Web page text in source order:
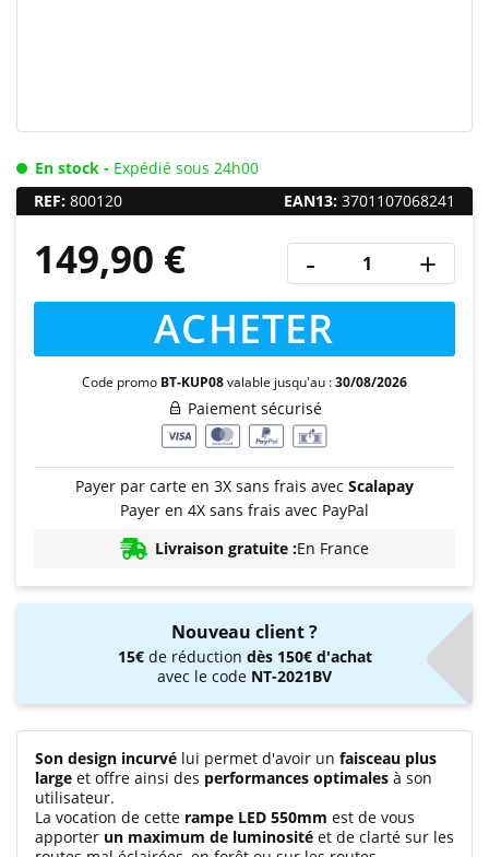
En stock - Expédié sous 24h00
REF: 800120 EAN13: 3701107068241
149,90 € - +
ACHETER
Code promo BT-KUP08valable jusqu'au :30/08/2026
Paiement sécurisé
Payer par carte en 3X sans frais avec Scalapay
Payer en 4X sans frais avec PayPal
Livraison gratuite :En France
Nouveau client ?
15€de réduction dès 150€ d'achat
avec le code NT-2021BV
Son design incurvé lui permet d'avoir un faisceau plus
large et offre ainsi des performances optimales à son
utilisateur.
La vocation de cette rampe LED 550mm est de vous
apporter un maximum de luminosité et de clarté sur les